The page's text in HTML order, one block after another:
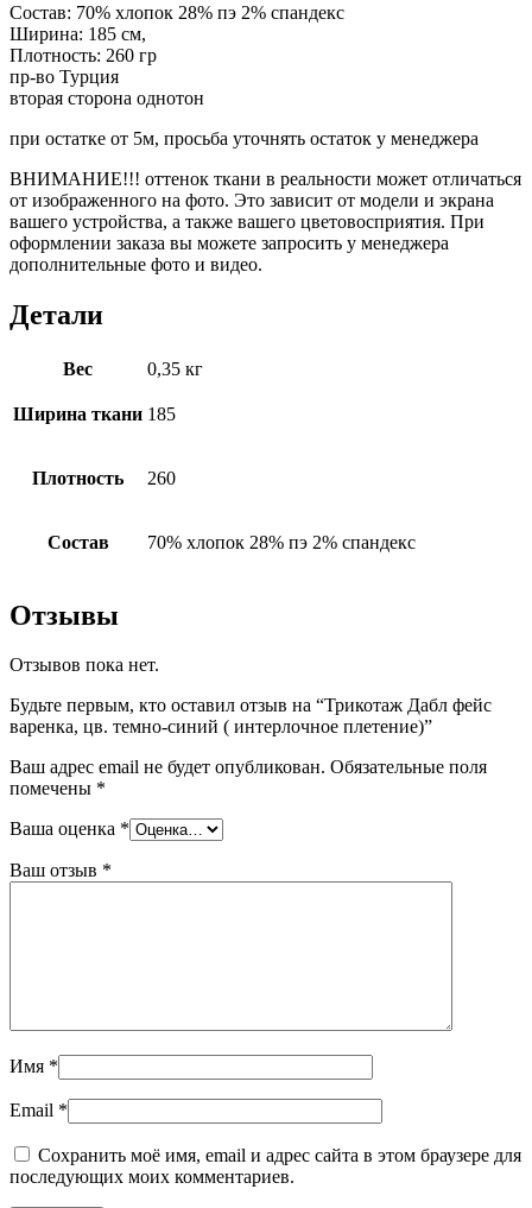
Состав: 70% хлопок 28% пэ 2% спандекс
Ширина: 185 см,
Плотность: 260 гр
пр-во Турция
вторая сторона однотон
при остатке от 5м, просьба уточнять остаток у менеджера
ВНИМАНИЕ!!! оттенок ткани в реальности может отличаться
от изображенного на фото. Это зависит от модели и экрана
вашего устройства, а также вашего цветовосприятия. При
оформлении заказа вы можете запросить у менеджера
дополнительные фото и видео.
Детали
Вес 0,35 кг
Ширина ткани 185
Плотность 260
Состав 70% хлопок 28% пэ 2% спандекс
Отзывы
Отзывов пока нет.
Будьте первым, кто оставил отзыв на “Трикотаж Дабл фейс
варенка, цв. темно-синий ( интерлочное плетение)”
Ваш адрес email не будет опубликован. Обязательные поля
помечены *
Ваша оценка *
Ваш отзыв *
Имя *
Email *
Сохранить моё имя, email и адрес сайта в этом браузере для
последующих моих комментариев.